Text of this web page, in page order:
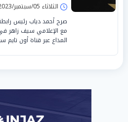
الثلاثاء 05/سبتمبر/2023 - 08:29 ص
صرح أحمد دياب رئيس
مع الإعلامي سيف زاهر
المذاع عبر قناة أون تايم